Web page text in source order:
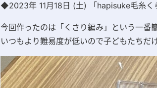
◆2023年 11月18日 (土) 「hapisuke毛糸く
今回作ったのは 「くさり編み」という一
いつもより難易度が低いので子どもたちだ